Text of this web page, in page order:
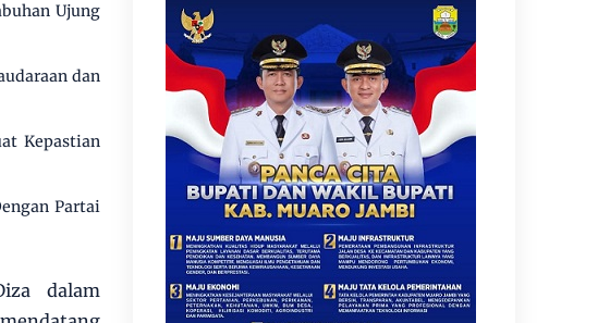
Ujung
dan
Kepastian
Partai
dalam